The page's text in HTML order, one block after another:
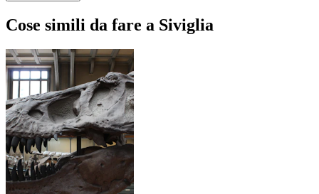
Cose simili da fare a Siviglia